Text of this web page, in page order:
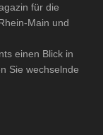
für die
Main und
einen Blick in
Sie wechselnde